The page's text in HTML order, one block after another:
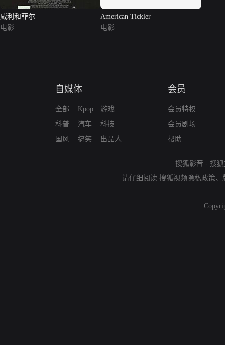
威利和菲尔
电影
American Tickler
电影
自媒体
全部
科普
国风
Kpop
汽车
搞笑
游戏
科技
出品人
会员
会员特权
会员剧场
帮助
搜狐影音 - 搜
请仔细阅读 搜狐视频隐私政策、